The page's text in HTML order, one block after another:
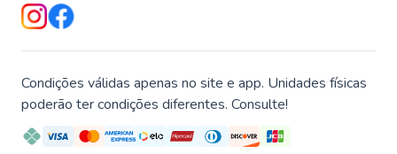
Condições válidas apenas no site e app. Unidades físicas
poderão ter condições diferentes. Consulte!